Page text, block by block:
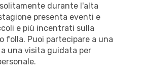
durante l'alta
presenta eventi e
e più incentrati sulla
folla. Puoi partecipare a una
una visita guidata per